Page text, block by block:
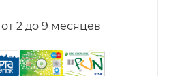
2 до 9 месяцев